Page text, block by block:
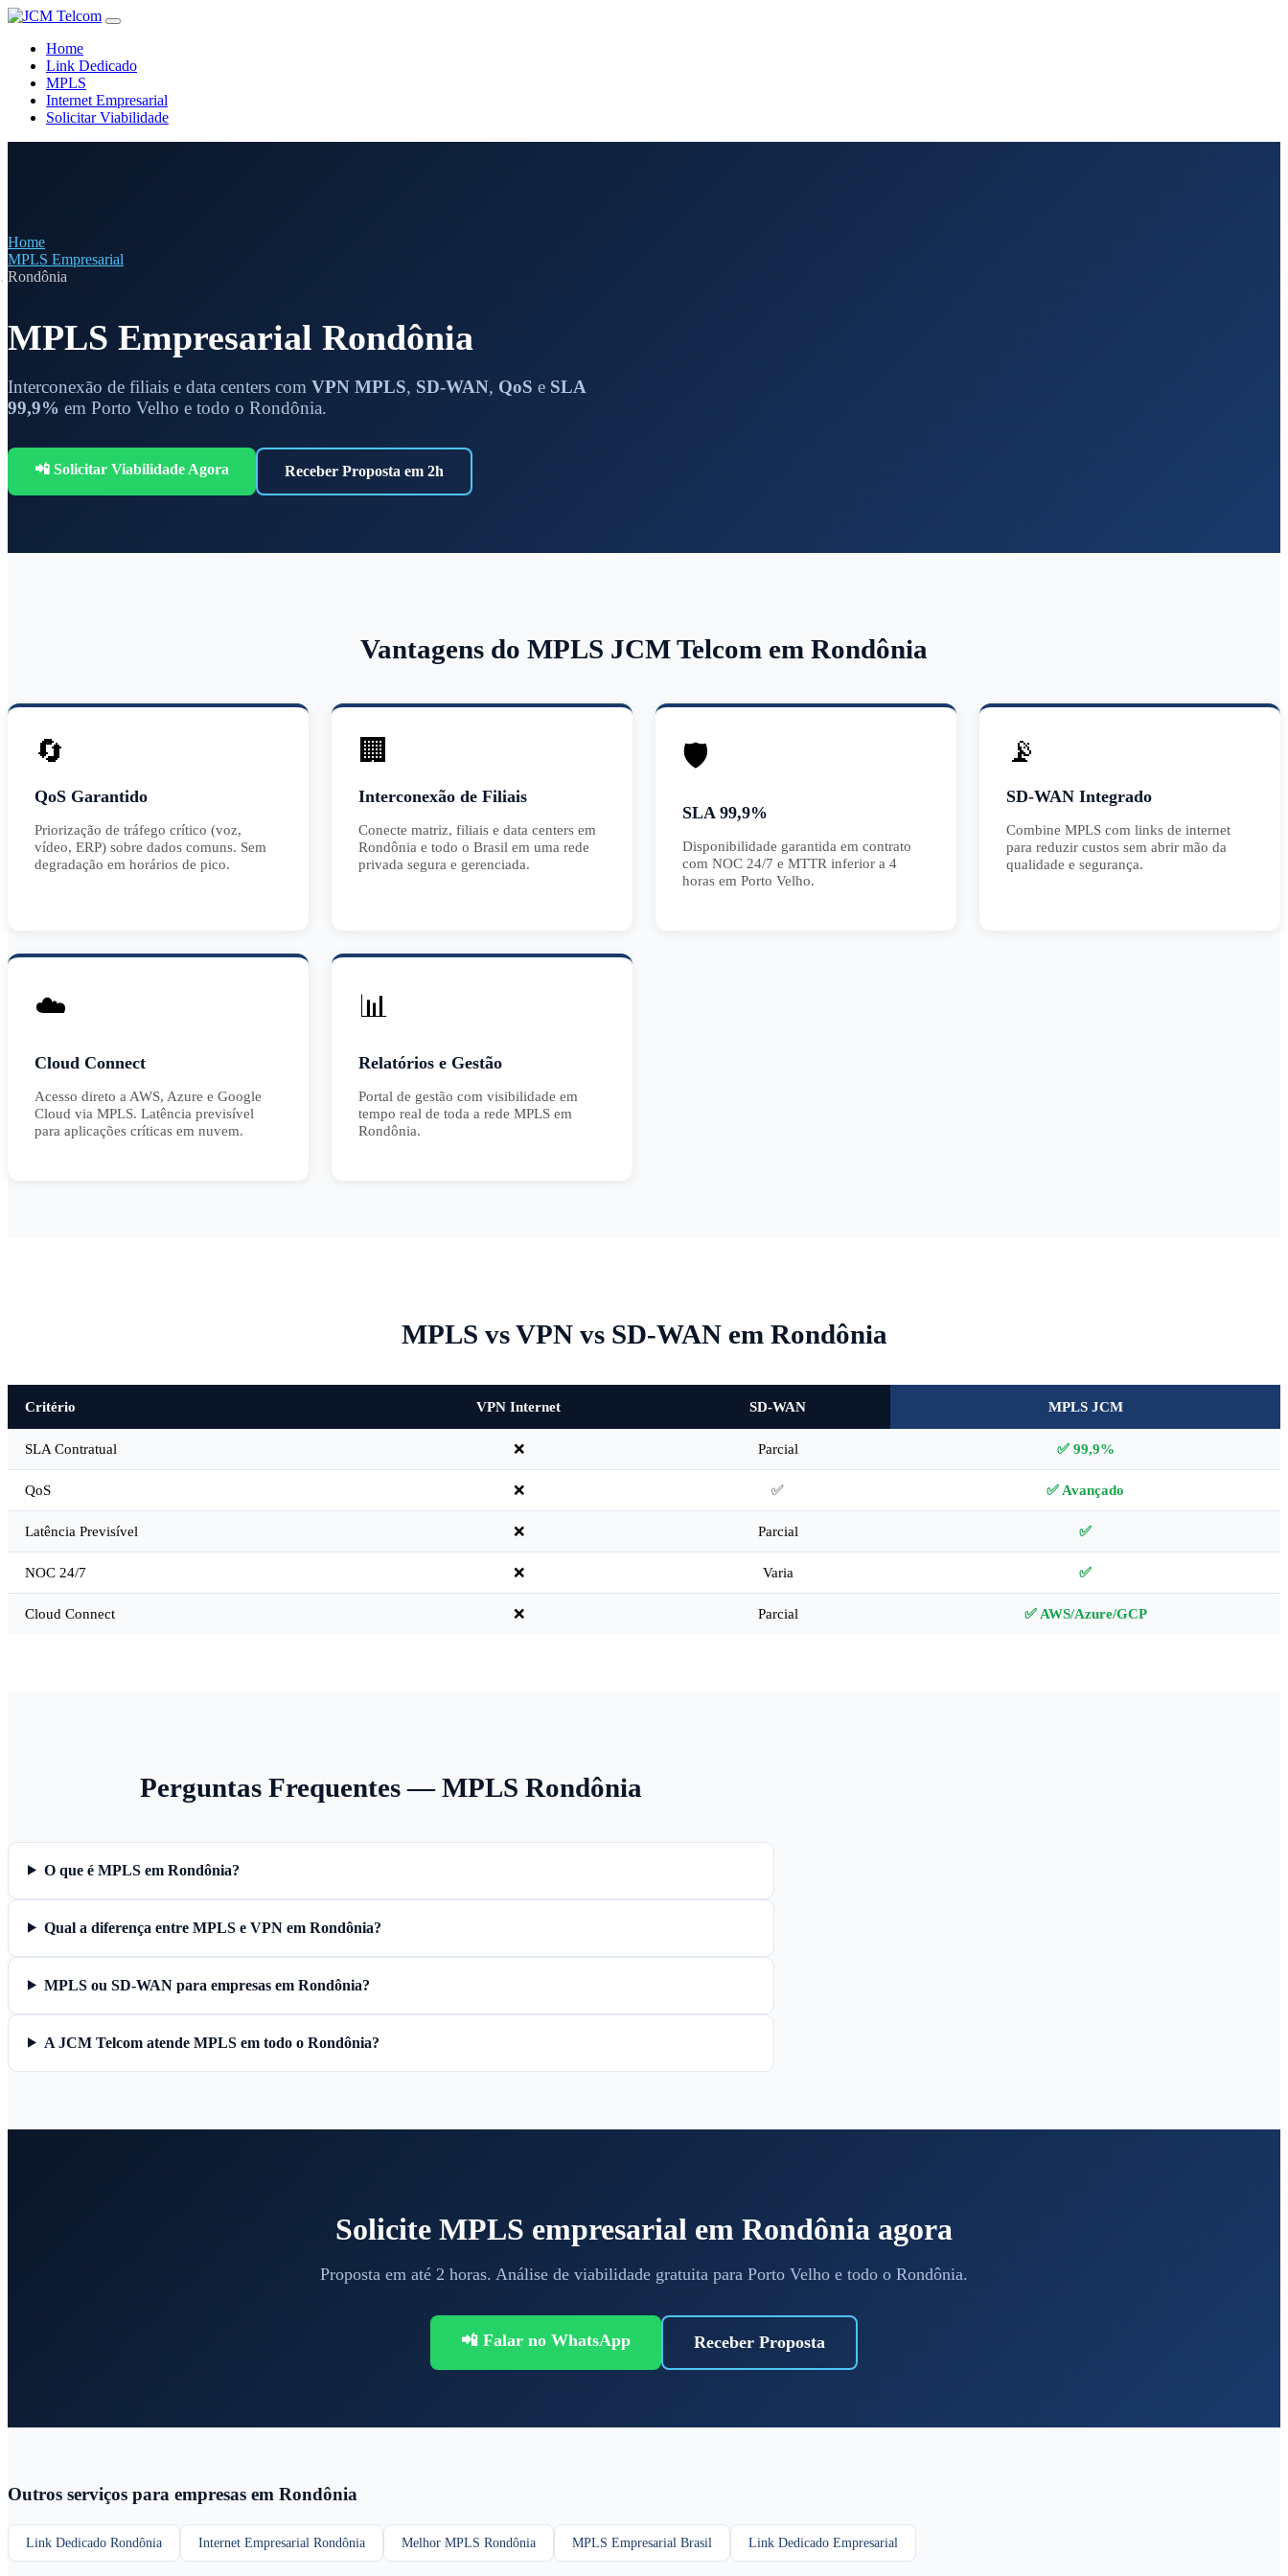
Home
Link Dedicado
MPLS
Internet Empresarial
Solicitar Viabilidade
Home
MPLS Empresarial
Rondônia
MPLS Empresarial Rondônia
Interconexão de filiais e data centers com VPN MPLS, SD-WAN, QoS e SLA
99,9% em Porto Velho e todo o Rondônia.
📲 Solicitar Viabilidade Agora Receber Proposta em 2h
Vantagens do MPLS JCM Telcom em Rondônia
🔄
QoS Garantido
Priorização de tráfego crítico (voz,
vídeo, ERP) sobre dados comuns. Sem
degradação em horários de pico.
🏢
Interconexão de Filiais
Conecte matriz, filiais e data centers em
Rondônia e todo o Brasil em uma rede
privada segura e gerenciada.
🛡️
SLA 99,9%
Disponibilidade garantida em contrato
com NOC 24/7 e MTTR inferior a 4
horas em Porto Velho.
📡
SD-WAN Integrado
Combine MPLS com links de internet
para reduzir custos sem abrir mão da
qualidade e segurança.
☁️
Cloud Connect
Acesso direto a AWS, Azure e Google
Cloud via MPLS. Latência previsível
para aplicações críticas em nuvem.
📊
Relatórios e Gestão
Portal de gestão com visibilidade em
tempo real de toda a rede MPLS em
Rondônia.
MPLS vs VPN vs SD-WAN em Rondônia
Critério VPN Internet SD-WAN MPLS JCM
SLA Contratual ❌ Parcial ✅ 99,9%
QoS ❌ ✅ ✅ Avançado
Latência Previsível ❌ Parcial ✅
NOC 24/7 ❌ Varia ✅
Cloud Connect ❌ Parcial ✅ AWS/Azure/GCP
Perguntas Frequentes — MPLS Rondônia
O que é MPLS em Rondônia?
Qual a diferença entre MPLS e VPN em Rondônia?
MPLS ou SD-WAN para empresas em Rondônia?
A JCM Telcom atende MPLS em todo o Rondônia?
Solicite MPLS empresarial em Rondônia agora
Proposta em até 2 horas. Análise de viabilidade gratuita para Porto Velho e todo o Rondônia.
📲 Falar no WhatsApp Receber Proposta
Outros serviços para empresas em Rondônia
Link Dedicado Rondônia Internet Empresarial Rondônia Melhor MPLS Rondônia MPLS Empresarial Brasil Link Dedicado Empresarial